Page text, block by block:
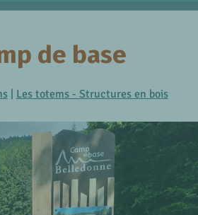
de base
| Les totems - Structures en bois